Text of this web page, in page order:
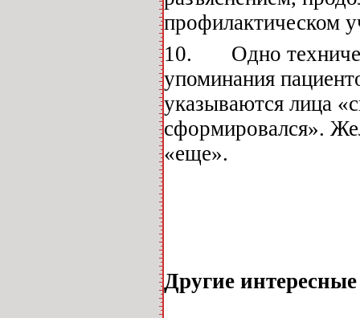
профилактическом
10. Одно
упоминания
указываются лица
сформировался».
«еще».
Другие